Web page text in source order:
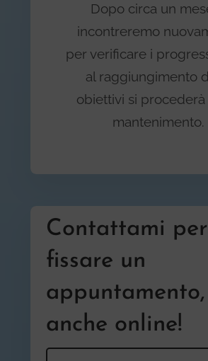
Dopo circa un
incontreremo
per verificare i
al raggiungimento
obiettivi si procederà
mantenimento.
Contattami per
fissare un
appuntamento,
anche online!